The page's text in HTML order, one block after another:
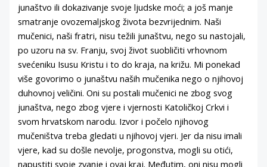
junaštvo ili dokazivanje svoje ljudske moći; a još manje
smatranje ovozemaljskog života bezvrijednim. Naši
mučenici, naši fratri, nisu težili junaštvu, nego su nastojali,
po uzoru na sv. Franju, svoj život suobličiti vrhovnom
svećeniku Isusu Kristu i to do kraja, na križu. Mi ponekad
više govorimo o junaštvu naših mučenika nego o njihovoj
duhovnoj veličini. Oni su postali mučenici ne zbog svog
junaštva, nego zbog vjere i vjernosti Katoličkoj Crkvi i
svom hrvatskom narodu. Izvor i počelo njihovog
mučeništva treba gledati u njihovoj vjeri. Jer da nisu imali
vjere, kad su došle nevolje, progonstva, mogli su otići,
napustiti svoje zvanje i ovaj kraj. Međutim, oni nisu mogli